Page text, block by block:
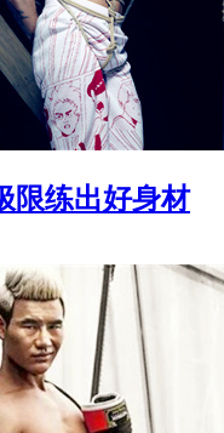
限练出好身材